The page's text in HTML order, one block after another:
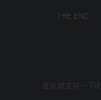
THE END
喜欢就支持一下吧